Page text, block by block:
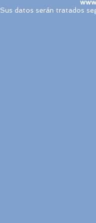
Sus datos serán tratados